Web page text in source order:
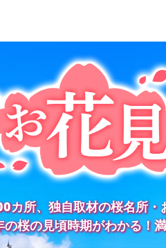
カ所、独自取材の桜名所・
桜の見頃時期がわかる！